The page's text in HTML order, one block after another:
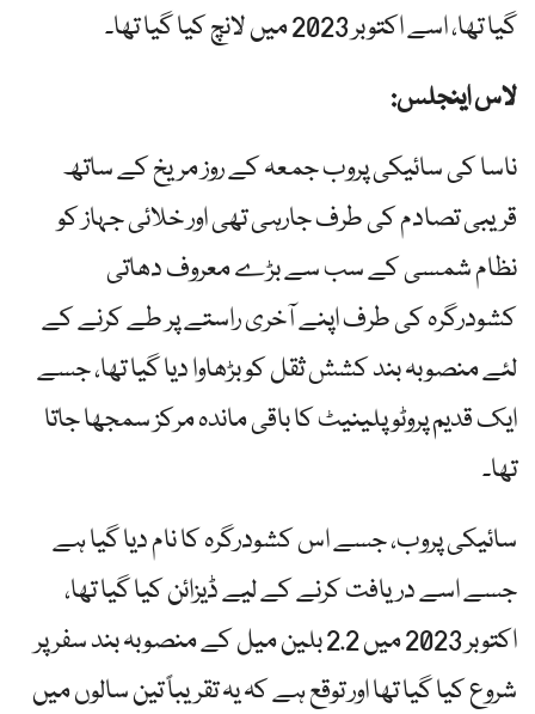
گیا تھا، اسے اکتوبر 2023 میں لانچ کیا گیا تھا۔
لاس اینجلس:
ناسا کی سائیکی پروب جمعہ کے روز مریخ کے ساتھ
قریبی تصادم کی طرف جارہی تھی اور خلائی جہاز کو
نظام شمسی کے سب سے بڑے معروف دھاتی
کشودرگرہ کی طرف اپنے آخری راستے پر طے کرنے کے
لئے منصوبہ بند کشش ثقل کو بڑھاوا دیا گیا تھا، جسے
ایک قدیم پروٹوپلینیٹ کا باقی ماندہ مرکز سمجھا جاتا
تھا۔
سائیکی پروب، جسے اس کشودرگرہ کا نام دیا گیا ہے
جسے اسے دریافت کرنے کے لیے ڈیزائن کیا گیا تھا،
اکتوبر 2023 میں 2.2 بلین میل کے منصوبہ بند سفر پر
شروع کیا گیا تھا اور توقع ہے کہ یہ تقریباً تین سالوں میں